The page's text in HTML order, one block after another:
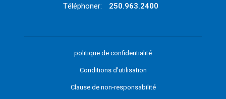
Téléphoner:
250.963.2400
politique de confidentialité
Conditions d'utilisation
Clause de non-responsabilité